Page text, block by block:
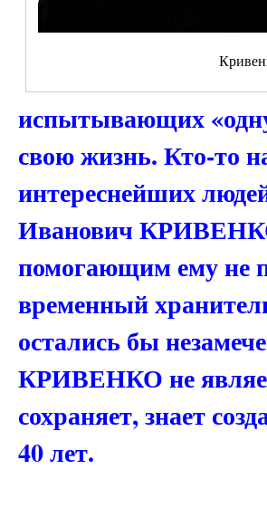
испытывающих
свою жизнь. Кто-то
интереснейших
Иванович
помогающим ему не
временный
остались бы
КРИВЕНКО не
сохраняет, знает
40 лет.